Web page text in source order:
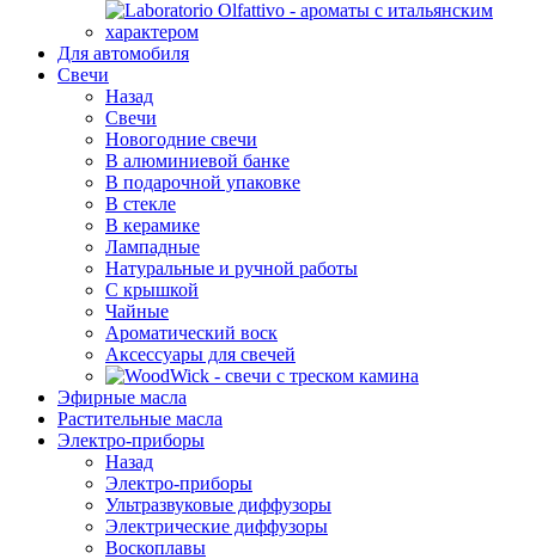
Для автомобиля
Свечи
Назад
Свечи
Новогодние свечи
В алюминиевой банке
В подарочной упаковке
В стекле
В керамике
Лампадные
Натуральные и ручной работы
С крышкой
Чайные
Ароматический воск
Аксессуары для свечей
Эфирные масла
Растительные масла
Электро-приборы
Назад
Электро-приборы
Ультразвуковые диффузоры
Электрические диффузоры
Воскоплавы